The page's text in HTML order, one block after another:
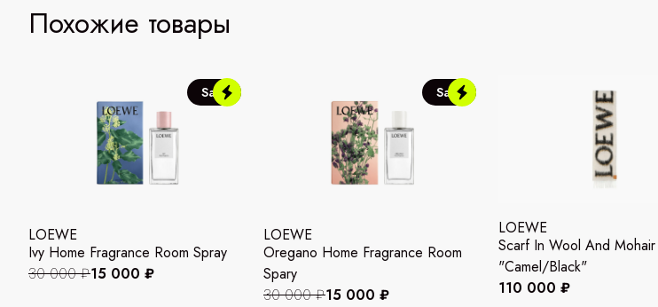
Похожие товары
Sale
LOEWE
Ivy Home Fragrance Room Spray
30 000 ₽15 000 ₽
Sale
LOEWE
Oregano Home Fragrance Room
Spary
30 000 ₽15 000 ₽
LOEWE
Scarf In Wool And Mohair
"Camel/Black"
110 000 ₽